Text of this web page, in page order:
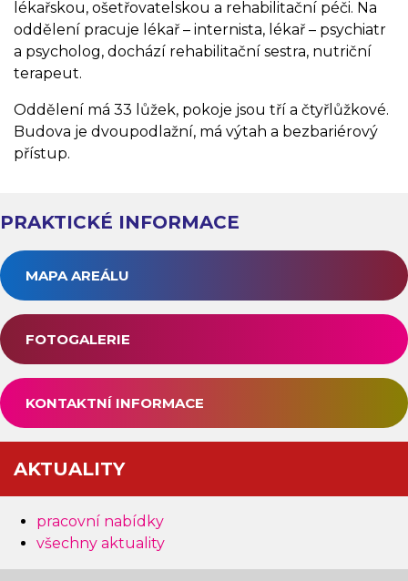
lékařskou, ošetřovatelskou a rehabilitační péči. Na
oddělení pracuje lékař – internista, lékař – psychiatr
a psycholog, dochází rehabilitační sestra, nutriční
terapeut.
Oddělení má 33 lůžek, pokoje jsou tří a čtyřlůžkové.
Budova je dvoupodlažní, má výtah a bezbariérový
přístup.
PRAKTICKÉ INFORMACE
MAPA AREÁLU
FOTOGALERIE
KONTAKTNÍ INFORMACE
AKTUALITY
pracovní nabídky
všechny aktuality